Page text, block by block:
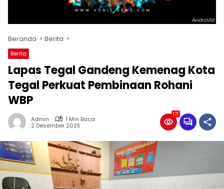
Beranda Berita
Berita
Lapas Tegal Gandeng Kemenag Kota
Tegal Perkuat Pembinaan Rohani
WBP
Admin
1 Min Baca
2 Desember 2025
171